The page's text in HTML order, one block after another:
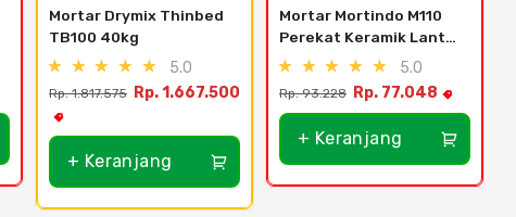
Mortar Drymix Thinbed
TB100 40kg
5.0
Rp. 1.817.575 Rp. 1.667.500
+ Keranjang
Mortar Mortindo M110
Perekat Keramik Lantai
40kg (Area
5.0
Rp. 93.228 Rp. 77.048
+ Keranjang